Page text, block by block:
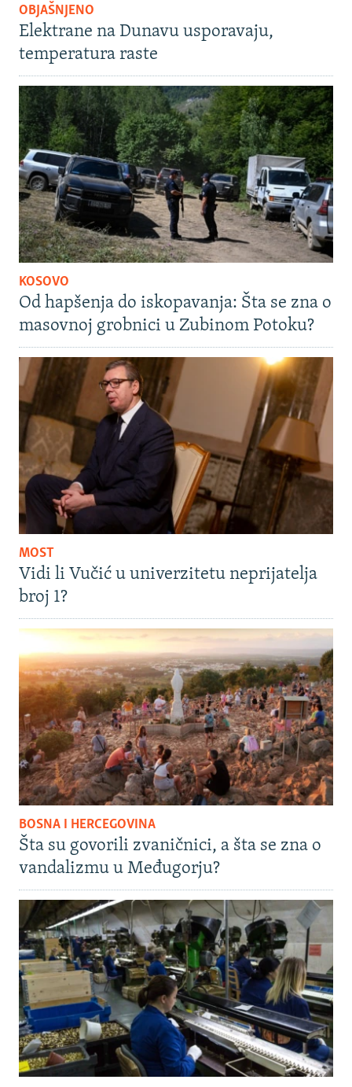
OBJAŠNJENO
Elektrane na Dunavu usporavaju,
temperatura raste
KOSOVO
Od hapšenja do iskopavanja: Šta se zna o
masovnoj grobnici u Zubinom Potoku?
MOST
Vidi li Vučić u univerzitetu neprijatelja
broj 1?
BOSNA I HERCEGOVINA
Šta su govorili zvaničnici, a šta se zna o
vandalizmu u Međugorju?